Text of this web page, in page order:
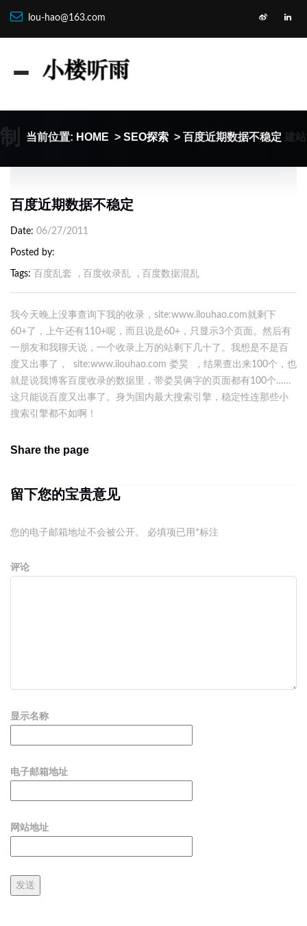
lou-hao@163.com
当前位置: HOME > SEO探索 > 百度近期数据不稳定 建
百度近期数据不稳定
Date 06/27/2011
Posted by
Tags 百度乱套 , 百度收录乱 , 百度数据混乱
我今天晚上没事查询下我的收录，site:www.ilouhao.com就剩下
60+了，上午还有110+呢，而且说是60+，只显示3个页面。然后有
一朋友和我聊天说，一个收录上万的站剩下几十了。我想是不是百
度又出事了， site:www.ilouhao.com 娄昊 ，结果查出来100个，也
就是说我博客百度收录的数据里，带娄昊俩字的页面都有100个……
这只能说百度又出事了。身为国内最大搜索引擎，稳定性连那些小
搜索引擎都不如啊！
Share the page
留下您的宝贵意见
您的电子邮箱地址不会被公开。 必填项已用 *标注
评论
显示名称
电子邮箱地址
网站地址